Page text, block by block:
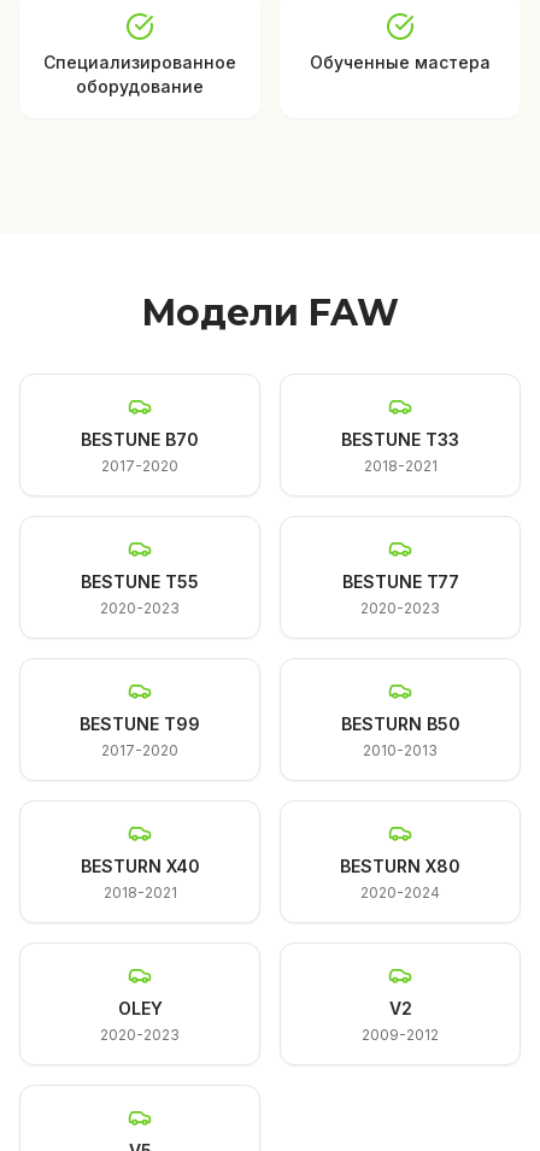
Специализированное
оборудование
Обученные мастера
Модели FAW
BESTUNE B70
2017-2020
BESTUNE T33
2018-2021
BESTUNE T55
2020-2023
BESTUNE T77
2020-2023
BESTUNE T99
2017-2020
BESTURN B50
2010-2013
BESTURN X40
2018-2021
BESTURN X80
2020-2024
OLEY
2020-2023
V2
2009-2012